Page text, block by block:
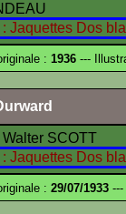
: 1936 ---
SCOTT
: 29/07/1933